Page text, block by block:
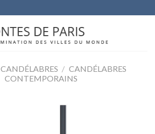
CANDÉLABRES / CANDÉLABRES
CONTEMPORAINS